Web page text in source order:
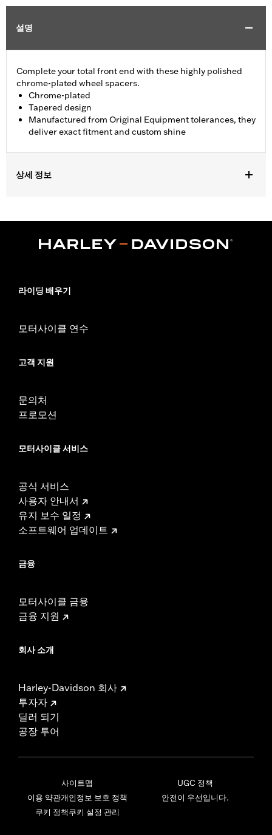
설명
Complete your total front end with these highly polished
chrome-plated wheel spacers.
Chrome-plated
Tapered design
Manufactured from Original Equipment tolerances, they
deliver exact fitment and custom shine
상세 정보
Sold In Units:Pair
d.com/warranty
라이딩 배우기
모터사이클 연수
고객 지원
문의처
프로모션
모터사이클 서비스
공식 서비스
사용자 안내서
유지 보수 일정
소프트웨어 업데이트
금융
모터사이클 금융
금융 지원
회사 소개
Harley-Davidson 회사
투자자
딜러 되기
공장 투어
사이트맵
이용 약관개인정보 보호 정책
쿠키 정책쿠키 설정 관리
UGC 정책
안전이 우선입니다.